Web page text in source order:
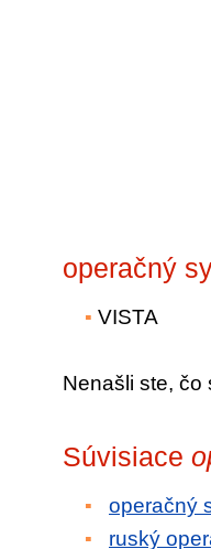
operačný
VISTA
Nenašli ste, čo
Súvisiace
operačný
ruský